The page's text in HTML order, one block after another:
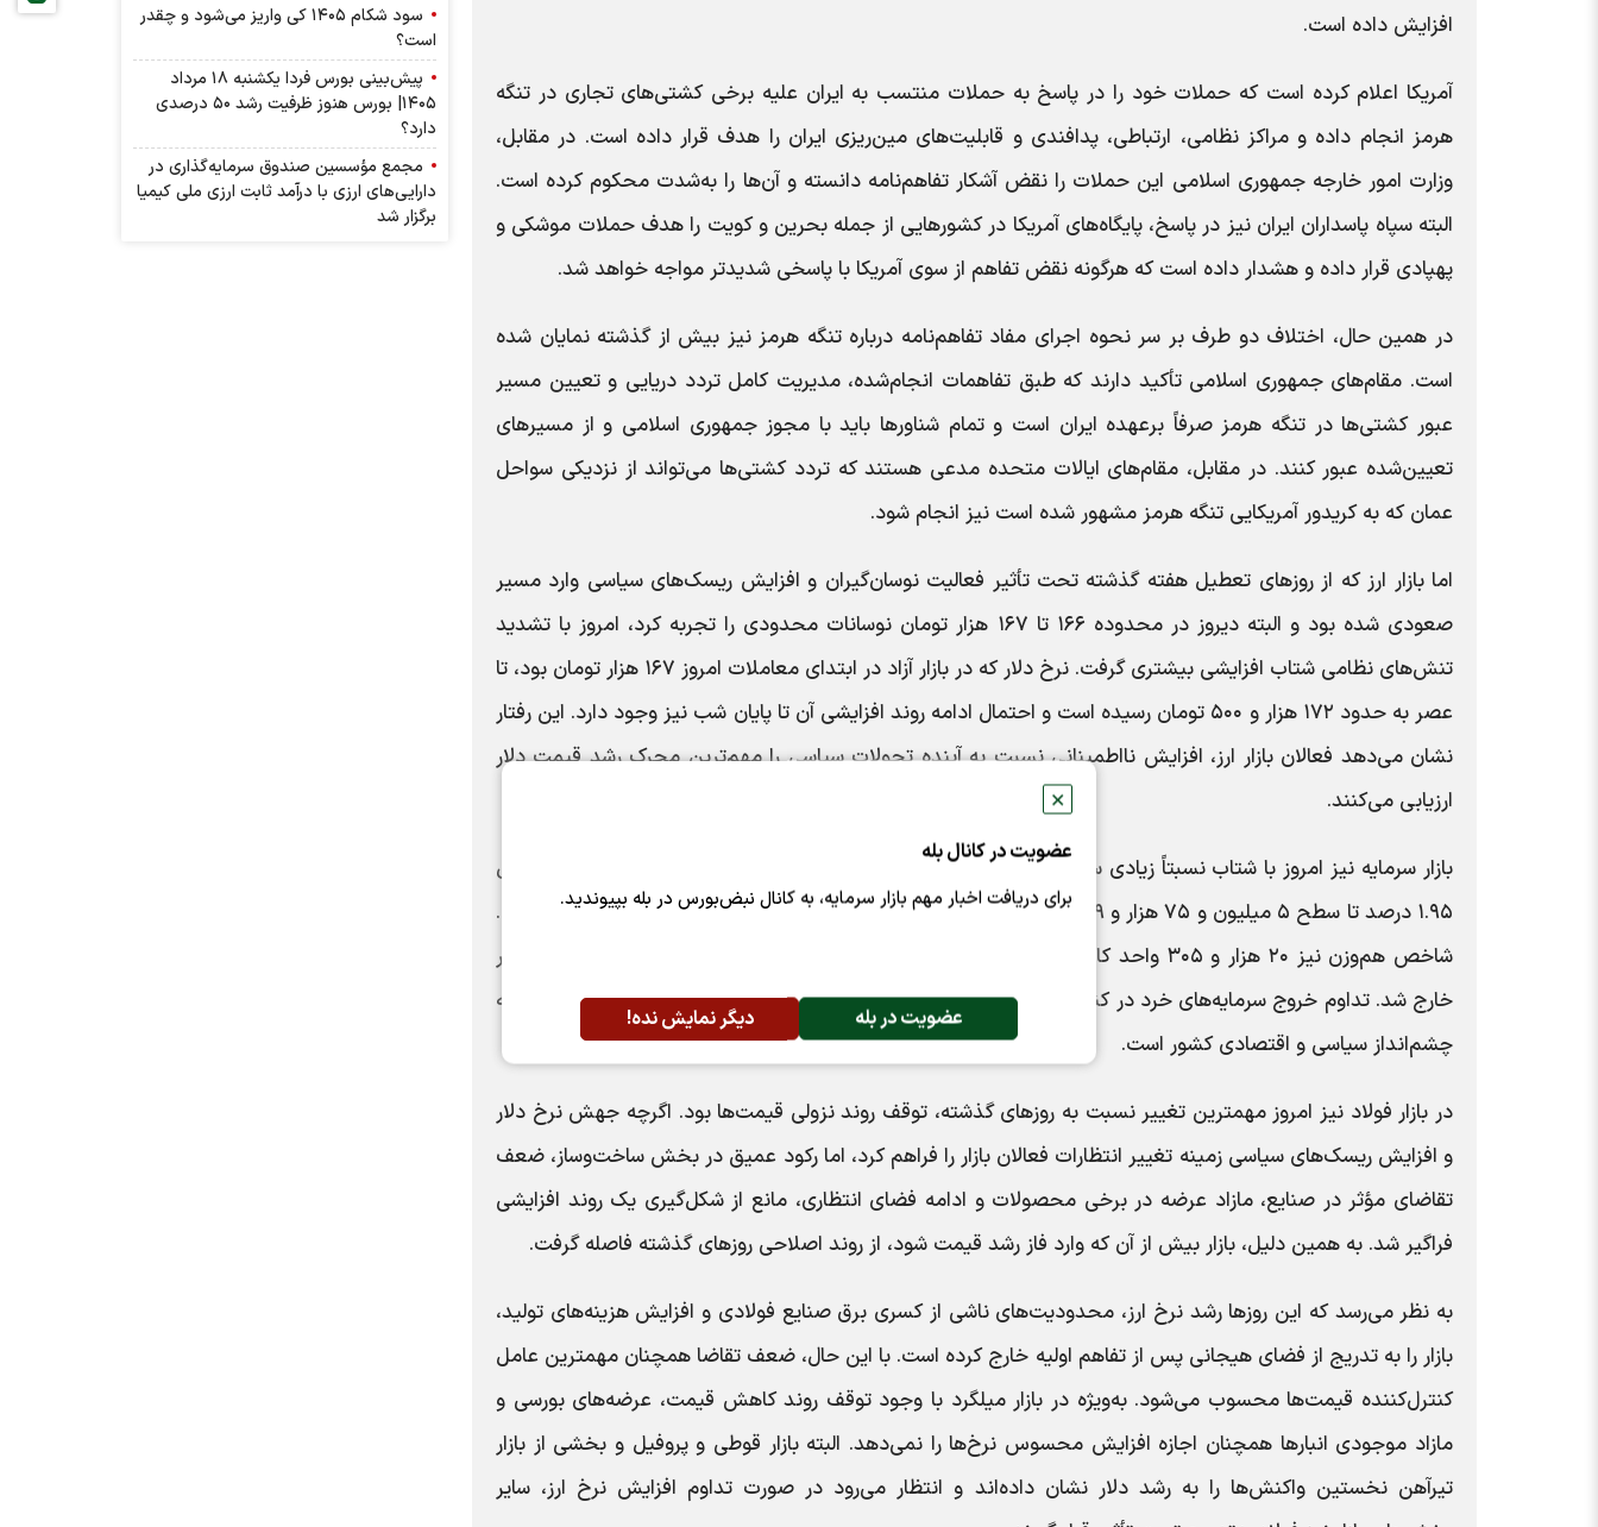
✕
عضویت در کانال بله
برای دریافت اخبار مهم بازار سرمایه، به کانال نبض‌بورس در بله بپیوندید.
عضویت در بله دیگر نمایش نده!
افزایش داده است.
آمریکا اعلام کرده است که حملات خود را در پاسخ به حملات منتسب به ایران علیه برخی کشتی‌های تجاری در تنگه
هرمز انجام داده و مراکز نظامی، ارتباطی، پدافندی و قابلیت‌های مین‌ریزی ایران را هدف قرار داده است. در مقابل،
وزارت امور خارجه جمهوری اسلامی این حملات را نقض آشکار تفاهم‌نامه دانسته و آن‌ها را به‌شدت محکوم کرده است.
البته سپاه پاسداران ایران نیز در پاسخ، پایگاه‌های آمریکا در کشورهایی از جمله بحرین و کویت را هدف حملات موشکی و
پهپادی قرار داده و هشدار داده است که هرگونه نقض تفاهم از سوی آمریکا با پاسخی شدیدتر مواجه خواهد شد.
در همین حال، اختلاف دو طرف بر سر نحوه اجرای مفاد تفاهم‌نامه درباره تنگه هرمز نیز بیش از گذشته نمایان شده
است. مقام‌های جمهوری اسلامی تأکید دارند که طبق تفاهمات انجام‌شده، مدیریت کامل تردد دریایی و تعیین مسیر
عبور کشتی‌ها در تنگه هرمز صرفاً برعهده ایران است و تمام شناورها باید با مجوز جمهوری اسلامی و از مسیرهای
تعیین‌شده عبور کنند. در مقابل، مقام‌های ایالات متحده مدعی هستند که تردد کشتی‌ها می‌تواند از نزدیکی سواحل
عمان که به کریدور آمریکایی تنگه هرمز مشهور شده است نیز انجام شود.
اما بازار ارز که از روزهای تعطیل هفته گذشته تحت تأثیر فعالیت نوسان‌گیران و افزایش ریسک‌های سیاسی وارد مسیر
صعودی شده بود و البته دیروز در محدوده ۱۶۶ تا ۱۶۷ هزار تومان نوسانات محدودی را تجربه کرد، امروز با تشدید
تنش‌های نظامی شتاب افزایشی بیشتری گرفت. نرخ دلار که در بازار آزاد در ابتدای معاملات امروز ۱۶۷ هزار تومان بود، تا
عصر به حدود ۱۷۲ هزار و ۵۰۰ تومان رسیده است و احتمال ادامه روند افزایشی آن تا پایان شب نیز وجود دارد. این رفتار
نشان می‌دهد فعالان بازار ارز، افزایش نااطمینانی نسبت به آینده تحولات سیاسی را مهم‌ترین محرک رشد قیمت دلار
ارزیابی می‌کنند.
بازار سرمایه نیز امروز با شتاب نسبتاً زیادی سقوط کرد. شاخص کل بورس تهران با افت ۱۰۰ هزار و ۷۸۷ واحدی معادل
۱.۹۵ درصد تا سطح ۵ میلیون و ۷۵ هزار و ۵۶۹ واحد عقب نشست، هرچند همچنان کانال ۵ میلیون واحد را حفظ کرد.
شاخص هم‌وزن نیز ۲۰ هزار و ۳۰۵ واحد کاهش یافت و هم‌زمان ۶۰ میلیارد و ۷۳ میلیون تومان پول حقیقی از بازار
خارج شد. تداوم خروج سرمایه‌های خرد در کنار افت محسوس شاخص‌ها، بیانگر افزایش احتیاط سرمایه‌گذاران نسبت به
چشم‌انداز سیاسی و اقتصادی کشور است.
در بازار فولاد نیز امروز مهمترین تغییر نسبت به روزهای گذشته، توقف روند نزولی قیمت‌ها بود. اگرچه جهش نرخ دلار
و افزایش ریسک‌های سیاسی زمینه تغییر انتظارات فعالان بازار را فراهم کرد، اما رکود عمیق در بخش ساخت‌وساز، ضعف
تقاضای مؤثر در صنایع، مازاد عرضه در برخی محصولات و ادامه فضای انتظاری، مانع از شکل‌گیری یک روند افزایشی
فراگیر شد. به همین دلیل، بازار بیش از آن که وارد فاز رشد قیمت شود، از روند اصلاحی روزهای گذشته فاصله گرفت.
به نظر می‌رسد که این روزها رشد نرخ ارز، محدودیت‌های ناشی از کسری برق صنایع فولادی و افزایش هزینه‌های تولید،
بازار را به تدریج از فضای هیجانی پس از تفاهم اولیه خارج کرده است. با این حال، ضعف تقاضا همچنان مهمترین عامل
کنترل‌کننده قیمت‌ها محسوب می‌شود. به‌ویژه در بازار میلگرد با وجود توقف روند کاهش قیمت، عرضه‌های بورسی و
مازاد موجودی انبارها همچنان اجازه افزایش محسوس نرخ‌ها را نمی‌دهد. البته بازار قوطی و پروفیل و بخشی از بازار
تیرآهن نخستین واکنش‌ها را به رشد دلار نشان داده‌اند و انتظار می‌رود در صورت تداوم افزایش نرخ ارز، سایر
سود شکام ۱۴۰۵ کی واریز می‌شود و چقدر
است؟
پیش‌بینی بورس فردا یکشنبه ۱۸ مرداد
۱۴۰۵| بورس هنوز ظرفیت رشد ۵۰ درصدی
دارد؟
مجمع مؤسسین صندوق سرمایه‌گذاری در
دارایی‌های ارزی با درآمد ثابت ارزی ملی کیمیا
برگزار شد